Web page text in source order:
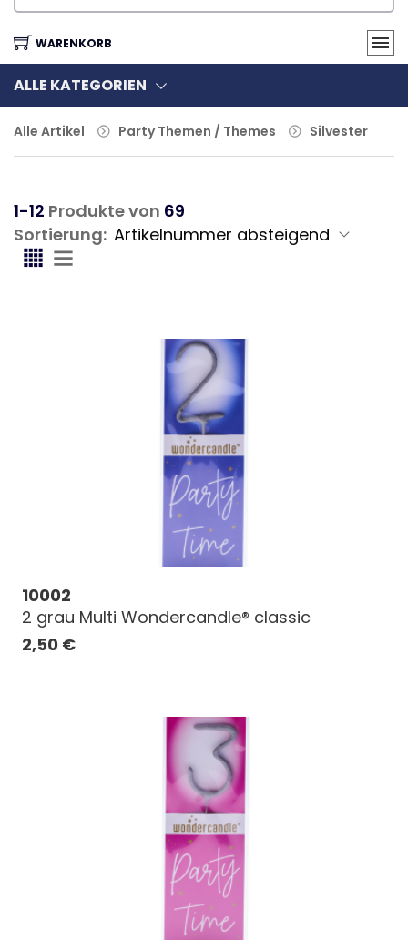
WARENKORB
ALLE KATEGORIEN
Alle Artikel Party Themen / Themes Silvester
1-12 Produkte von 69
Sortierung:
10002
2 grau Multi Wondercandle® classic
2,50 €